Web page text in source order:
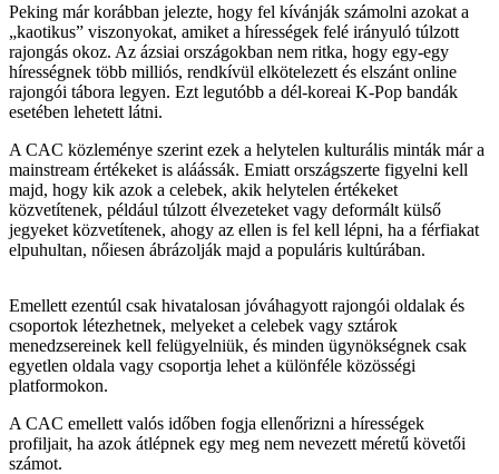
Peking már korábban jelezte, hogy fel kívánják számolni azokat a
„kaotikus” viszonyokat, amiket a hírességek felé irányuló túlzott
rajongás okoz. Az ázsiai országokban nem ritka, hogy egy-egy
hírességnek több milliós, rendkívül elkötelezett és elszánt online
rajongói tábora legyen. Ezt legutóbb a dél-koreai K-Pop bandák
esetében lehetett látni.
A CAC közleménye szerint ezek a helytelen kulturális minták már a
mainstream értékeket is aláássák. Emiatt országszerte figyelni kell
majd, hogy kik azok a celebek, akik helytelen értékeket
közvetítenek, például túlzott élvezeteket vagy deformált külső
jegyeket közvetítenek, ahogy az ellen is fel kell lépni, ha a férfiakat
elpuhultan, nőiesen ábrázolják majd a populáris kultúrában.
Emellett ezentúl csak hivatalosan jóváhagyott rajongói oldalak és
csoportok létezhetnek, melyeket a celebek vagy sztárok
menedzsereinek kell felügyelniük, és minden ügynökségnek csak
egyetlen oldala vagy csoportja lehet a különféle közösségi
platformokon.
A CAC emellett valós időben fogja ellenőrizni a hírességek
profiljait, ha azok átlépnek egy meg nem nevezett méretű követői
számot.